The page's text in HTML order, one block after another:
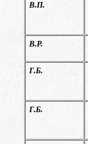
В.П.
В.Р.
Г.Б.
Г.Б.